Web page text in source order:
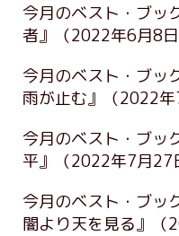
今月のベスト・ブ
者』
（2022年6月8日
今月のベスト・ブ
雨が止む』
（2022
今月のベスト・ブ
平』
（2022年7月27
今月のベスト・ブ
闇より天を見る』